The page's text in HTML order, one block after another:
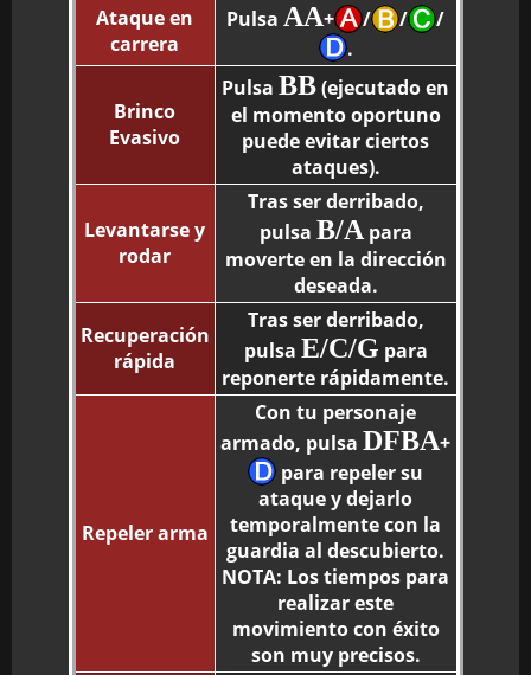
Ataque en
carrera
Pulsa AA+ / /
/
.
Brinco
Evasivo
Pulsa BB(ejecutado en
el momento oportuno
puede evitar ciertos
ataques).
Levantarse y
rodar
Tras ser derribado,
pulsa B/Apara
moverte en la dirección
deseada.
Recuperación
rápida
Tras ser derribado,
pulsa E/C/G para
reponerte rápidamente.
Repeler arma
Con tu personaje
armado, pulsa DFBA+
para repeler su
ataque y dejarlo
temporalmente con la
guardia al descubierto.
NOTA: Los tiempos para
realizar este
movimiento con éxito
son muy precisos.